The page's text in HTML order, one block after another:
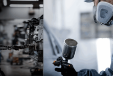
点検・整備をする
新車購入ガイド
お得情報